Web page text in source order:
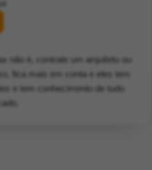
não é, contrate um arquiteto ou
fica mais em conta e eles tem
e tem conhecimento de tudo